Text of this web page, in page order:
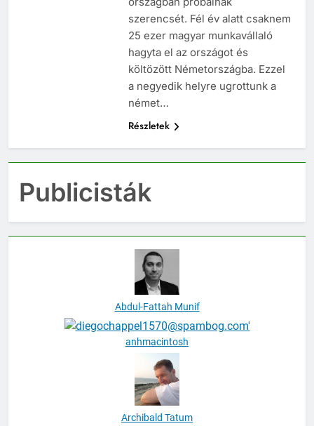
szerencsét. Fél év alatt csaknem
25 ezer magyar munkavállaló
hagyta el az országot és
költözött Németországba. Ezzel
a negyedik helyre ugrottunk a
német…
Részletek
Publicisták
Abdul-Fattah Munif
anhmacintosh
Archibald Tatum